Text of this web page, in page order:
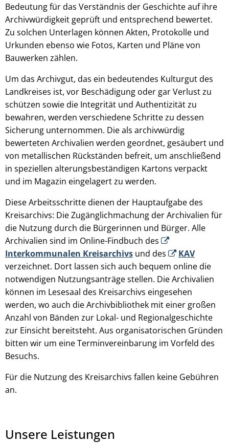
Bedeutung für das Verständnis der Geschichte auf ihre
Archivwürdigkeit geprüft und entsprechend bewertet.
Zu solchen Unterlagen können Akten, Protokolle und
Urkunden ebenso wie Fotos, Karten und Pläne von
Bauwerken zählen.
Um das Archivgut, das ein bedeutendes Kulturgut des
Landkreises ist, vor Beschädigung oder gar Verlust zu
schützen sowie die Integrität und Authentizität zu
bewahren, werden verschiedene Schritte zu dessen
Sicherung unternommen. Die als archivwürdig
bewerteten Archivalien werden geordnet, gesäubert und
von metallischen Rückständen befreit, um anschließend
in speziellen alterungsbeständigen Kartons verpackt
und im Magazin eingelagert zu werden.
Diese Arbeitsschritte dienen der Hauptaufgabe des
Kreisarchivs: Die Zugänglichmachung der Archivalien für
die Nutzung durch die Bürgerinnen und Bürger. Alle
Archivalien sind im Online-Findbuch des
Interkommunalen Kreisarchivs und des
KAV
verzeichnet. Dort lassen sich auch bequem online die
notwendigen Nutzungsanträge stellen. Die Archivalien
können im Lesesaal des Kreisarchivs eingesehen
werden, wo auch die Archivbibliothek mit einer großen
Anzahl von Bänden zur Lokal- und Regionalgeschichte
zur Einsicht bereitsteht. Aus organisatorischen Gründen
bitten wir um eine Terminvereinbarung im Vorfeld des
Besuchs.
Für die Nutzung des Kreisarchivs fallen keine Gebühren
an.
Unsere Leistungen